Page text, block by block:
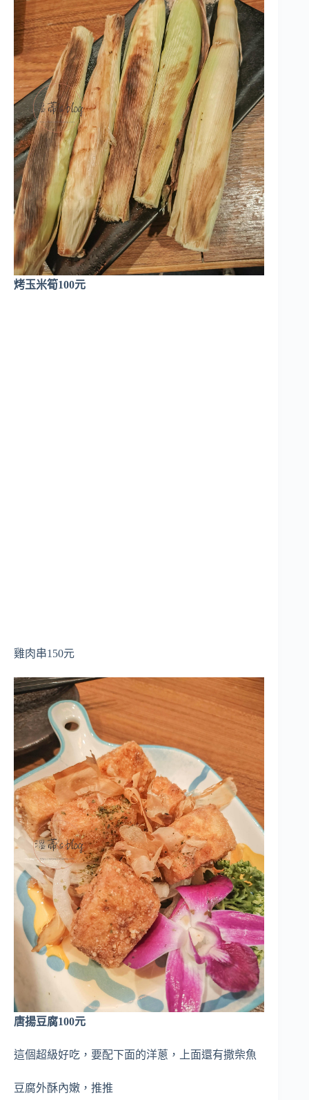
烤玉米筍100元
雞肉串150元
唐揚豆腐100元
這個超級好吃，要配下面的洋蔥，上面還有撒柴魚
豆腐外酥內嫩，推推